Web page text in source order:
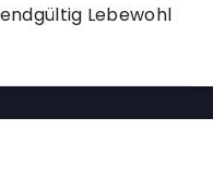
Lebewohl